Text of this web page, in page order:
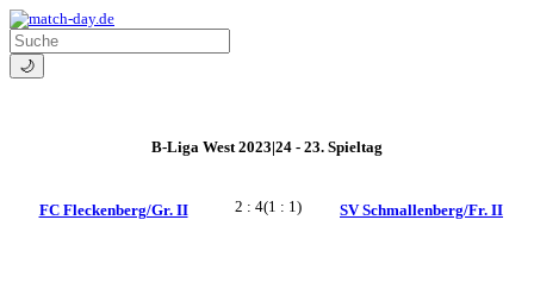
🌙
B-Liga West 2023|24 - 23. Spieltag
FC Fleckenberg/Gr. II 2 : 4(1 : 1) SV Schmallenberg/Fr. II